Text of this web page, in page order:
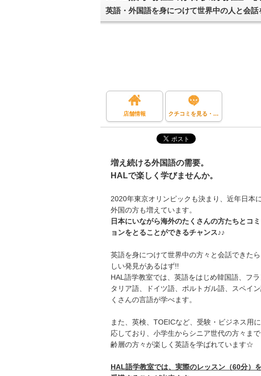
英語・外国語を身につけて世界中の人と会
店舗情報 クチコミを見る・投稿する
増え続ける外国語の需要。
HALで楽しく学びませんか。
2020年東京オリンピックも決まり、近年日本
外国の方も増えています。
日本にいながら海外のたくさんの方たちとコ
ョンをとることができるチャンス♪♪
英語を身につけて世界中の方々と会話できた
しい発見があるはず!!
HAL語学教室では、英語をはじめ韓国語、フ
タリア語、ドイツ語、ポルトガル語、スペイ
くさんの言語が学べます。
また、英検、TOEICなど、受験・ビジネス用
応しており、小学生からシニア世代の方々ま
齢層の方々が楽しく英語を学ばれています☆
HAL語学教室では、実際のレッスン（60分）